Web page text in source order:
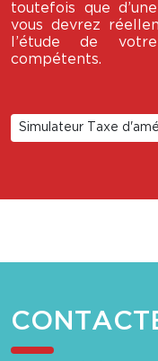
toutefois que
vous devrez
l’étude de
compétents.
Simulateur Taxe